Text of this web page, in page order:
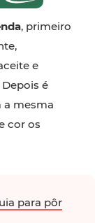
, primeiro
e
é
a mesma
cor os
para pôr